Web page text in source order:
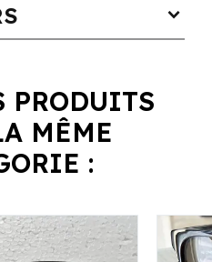
expand_more
PRODUITS
MÊME
: